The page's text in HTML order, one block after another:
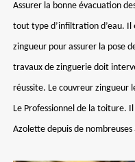
Assurer la bonne évacuation
tout type d’infiltration d’eau.
zingueur pour assurer la pose
travaux de zinguerie doit
réussite. Le couvreur zingueur
Le Professionnel de la toiture.
Azolette depuis de